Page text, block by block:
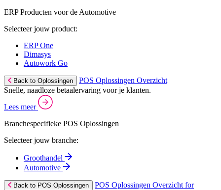
ERP Producten voor de Automotive
Selecteer jouw product:
ERP One
Dimasys
Autowork Go
Back to Oplossingen
POS Oplossingen Overzicht
Snelle, naadloze betaalervaring voor je klanten.
Lees meer
Branchespecifieke POS Oplossingen
Selecteer jouw branche:
Groothandel
Automotive
Back to POS Oplossingen
POS Oplossingen Overzicht for